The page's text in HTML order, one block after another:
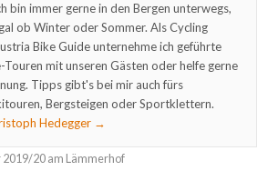
bin immer gerne in den Bergen unterwegs,
ob Winter oder Sommer. Als Cycling
Bike Guide unternehme ich geführte
mit unseren Gästen oder helfe gerne
Tipps gibt's bei mir auch fürs
Bergsteigen oder Sportklettern.
Hedegger →
2019/20 am Lämmerhof